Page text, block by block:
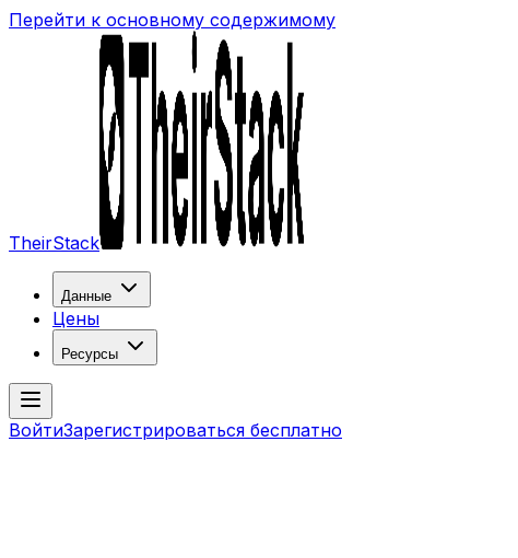
Перейти к основному содержимому
TheirStack
Данные
Цены
Ресурсы
ВойтиЗарегистрироваться бесплатно